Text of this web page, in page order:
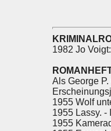
1982 Jo
Als George P.
1955 Wolf
1955 Lassy. -
1955